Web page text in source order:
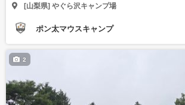
[山梨県] やぐら沢キャンプ場
ポン太マウスキャンプ
2